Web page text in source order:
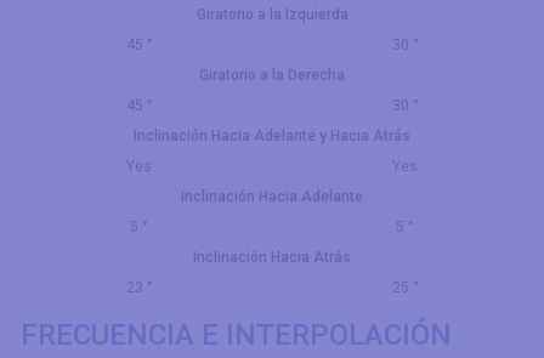
Giratorio a la Izquierda
45 °
30 °
Giratorio a la Derecha
45 °
30 °
Inclinación Hacia Adelante y Hacia Atrás
Yes
Yes
Inclinación Hacia Adelante
5 °
5 °
Inclinación Hacia Atrás
23 °
25 °
FRECUENCIA E INTERPOLACIÓN